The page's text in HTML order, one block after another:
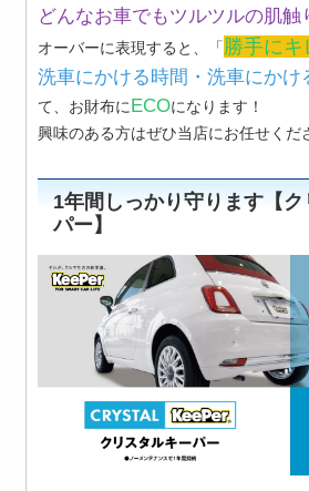
どんなお車でもツルツルの肌触
オーバーに表現すると、「 勝手にキ
洗車にかける時間・洗車にかけ
て、お財布にECOになります！
興味のある方はぜひ当店にお任せくだ
1年間しっかり守ります【
パー】